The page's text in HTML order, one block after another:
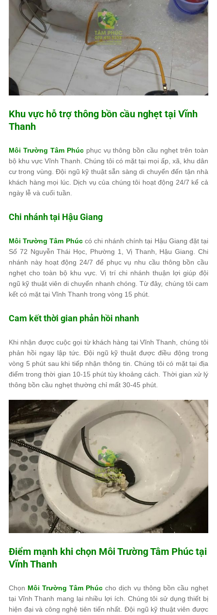
Khu vực hỗ trợ thông bồn cầu nghẹt tại Vĩnh
Thanh
Môi Trường Tâm Phúcphục vụ thông bồn cầu nghẹt trên toàn
bộ khu vực Vĩnh Thanh. Chúng tôi có mặt tại mọi ấp, xã, khu dân
cư trong vùng. Đội ngũ kỹ thuật sẵn sàng di chuyển đến tận nhà
khách hàng mọi lúc. Dịch vụ của chúng tôi hoạt động 24/7 kể cả
ngày lễ và cuối tuần.
Chi nhánh tại Hậu Giang
Môi Trường Tâm Phúccó chi nhánh chính tại Hậu Giang đặt tại
Số 72 Nguyễn Thái Học, Phường 1, Vị Thanh, Hậu Giang. Chi
nhánh này hoạt động 24/7 để phục vụ nhu cầu thông bồn cầu
nghẹt cho toàn bộ khu vực. Vị trí chi nhánh thuận lợi giúp đội
ngũ kỹ thuật viên di chuyển nhanh chóng. Từ đây, chúng tôi cam
kết có mặt tại Vĩnh Thanh trong vòng 15 phút.
Cam kết thời gian phản hồi nhanh
Khi nhận được cuộc gọi từ khách hàng tại Vĩnh Thanh, chúng tôi
phản hồi ngay lập tức. Đội ngũ kỹ thuật được điều động trong
vòng 5 phút sau khi tiếp nhận thông tin. Chúng tôi có mặt tại địa
điểm trong thời gian 10-15 phút tùy khoảng cách. Thời gian xử lý
thông bồn cầu nghẹt thường chỉ mất 30-45 phút.
Điểm mạnh khi chọn Môi Trường Tâm Phúc tại
Vĩnh Thanh
Chọn Môi Trường Tâm Phúc cho dịch vụ thông bồn cầu nghẹt
tại Vĩnh Thanh mang lại nhiều lợi ích. Chúng tôi sử dụng thiết bị
hiện đại và công nghệ tiên tiến nhất. Đội ngũ kỹ thuật viên được